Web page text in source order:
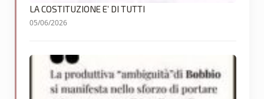
LA COSTITUZIONE E’ DI TUTTI
05/06/2026